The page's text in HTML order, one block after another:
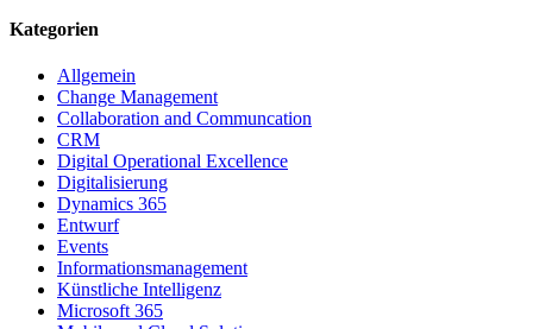
Kategorien
Allgemein
Change Management
Collaboration and Communcation
CRM
Digital Operational Excellence
Digitalisierung
Dynamics 365
Entwurf
Events
Informationsmanagement
Künstliche Intelligenz
Microsoft 365